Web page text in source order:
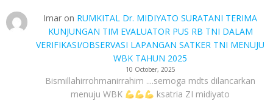
Imar on RUMKITAL Dr. MIDIYATO SURATANI TERIMA
KUNJUNGAN TIM EVALUATOR PUS RB TNI DALAM
VERIFIKASI/OBSERVASI LAPANGAN SATKER TNI MENUJU
WBK TAHUN 2025
10 October, 2025
Bismillahirrohmanirrahim ....semoga mdts dilancarkan
menuju WBK
ksatria ZI midiyato